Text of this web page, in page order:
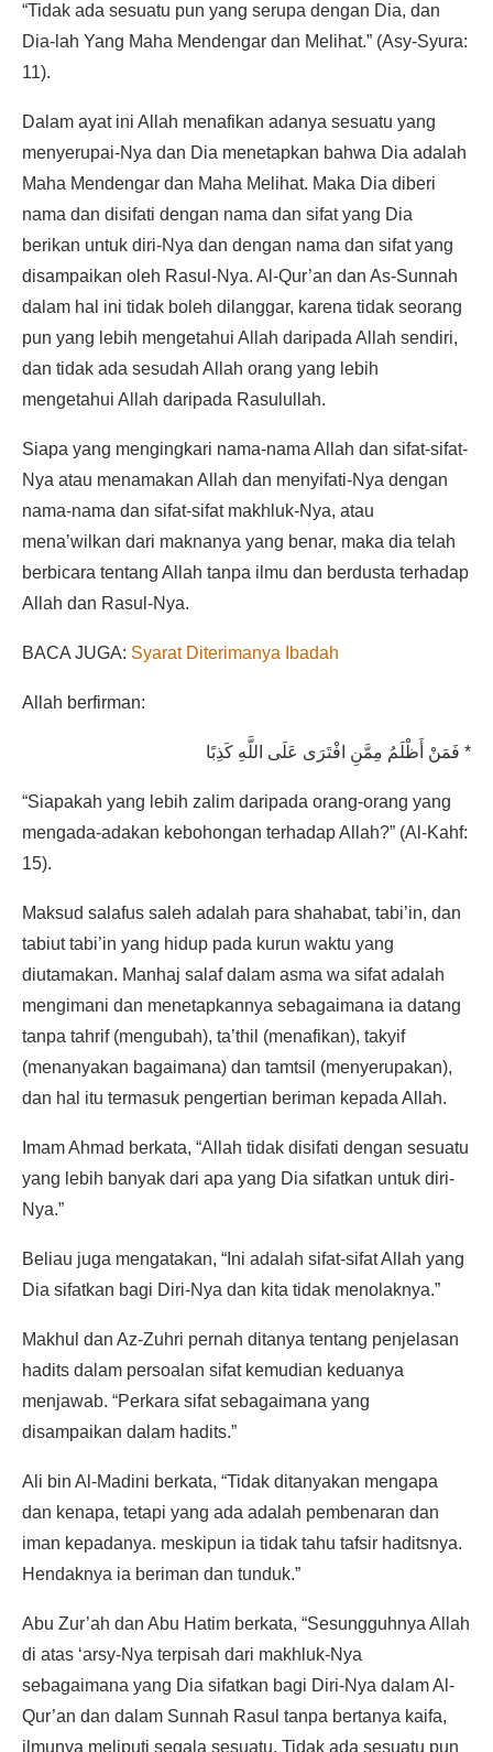
“Tidak ada sesuatu pun yang serupa dengan Dia, dan
Dia-lah Yang Maha Mendengar dan Melihat.” (Asy-Syura:
11).
Dalam ayat ini Allah menafikan adanya sesuatu yang
menyerupai-Nya dan Dia menetapkan bahwa Dia adalah
Maha Mendengar dan Maha Melihat. Maka Dia diberi
nama dan disifati dengan nama dan sifat yang Dia
berikan untuk diri-Nya dan dengan nama dan sifat yang
disampaikan oleh Rasul-Nya. Al-Qur’an dan As-Sunnah
dalam hal ini tidak boleh dilanggar, karena tidak seorang
pun yang lebih mengetahui Allah daripada Allah sendiri,
dan tidak ada sesudah Allah orang yang lebih
mengetahui Allah daripada Rasulullah.
Siapa yang mengingkari nama-nama Allah dan sifat-sifat-
Nya atau menamakan Allah dan menyifati-Nya dengan
nama-nama dan sifat-sifat makhluk-Nya, atau
mena’wilkan dari maknanya yang benar, maka dia telah
berbicara tentang Allah tanpa ilmu dan berdusta terhadap
Allah dan Rasul-Nya.
BACA JUGA: Syarat Diterimanya Ibadah
Allah berfirman:
فَمَنْ أَظْلَمُ مِمَّنِ افْتَرَى عَلَى اللَّهِ كَذِبًا *
“Siapakah yang lebih zalim daripada orang-orang yang
mengada-adakan kebohongan terhadap Allah?” (Al-Kahf:
15).
Maksud salafus saleh adalah para shahabat, tabi’in, dan
tabiut tabi’in yang hidup pada kurun waktu yang
diutamakan. Manhaj salaf dalam asma wa sifat adalah
mengimani dan menetapkannya sebagaimana ia datang
tanpa tahrif (mengubah), ta’thil (menafikan), takyif
(menanyakan bagaimana) dan tamtsil (menyerupakan),
dan hal itu termasuk pengertian beriman kepada Allah.
Imam Ahmad berkata, “Allah tidak disifati dengan sesuatu
yang lebih banyak dari apa yang Dia sifatkan untuk diri-
Nya.”
Beliau juga mengatakan, “Ini adalah sifat-sifat Allah yang
Dia sifatkan bagi Diri-Nya dan kita tidak menolaknya.”
Makhul dan Az-Zuhri pernah ditanya tentang penjelasan
hadits dalam persoalan sifat kemudian keduanya
menjawab. “Perkara sifat sebagaimana yang
disampaikan dalam hadits.”
Ali bin Al-Madini berkata, “Tidak ditanyakan mengapa
dan kenapa, tetapi yang ada adalah pembenaran dan
iman kepadanya. meskipun ia tidak tahu tafsir haditsnya.
Hendaknya ia beriman dan tunduk.”
Abu Zur’ah dan Abu Hatim berkata, “Sesungguhnya Allah
di atas ‘arsy-Nya terpisah dari makhluk-Nya
sebagaimana yang Dia sifatkan bagi Diri-Nya dalam Al-
Qur’an dan dalam Sunnah Rasul tanpa bertanya kaifa,
ilmunya meliputi segala sesuatu. Tidak ada sesuatu pun